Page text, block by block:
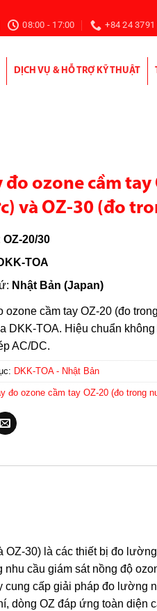
08:00 - 17:00 +84 24
DỊCH VỤ & HỖ TRỢ KỸ THUẬT
đo ozone cầm
và OZ-30 (đo
OZ-20/30
TOA
Nhật Bản (Japan)
ozone cầm tay OZ-20 (đo
DKK-TOA. Hiệu chuẩn
AC/DC.
DKK-TOA - Nhật Bản
đo ozone cầm tay OZ-20 (đo trong
OZ-30) là các thiết bị đo
cầu giám sát nồng độ
cấp giải pháp đo lường
dòng OZ đáp ứng toàn diện